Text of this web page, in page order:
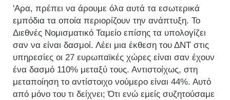
'Αρα, πρέπει να άρουμε όλα αυτά τα εσωτερικά
εμπόδια τα οποία περιορίζουν την ανάπτυξη. Το
Διεθνές Νομισματικό Ταμείο επίσης τα υπολογίζει
σαν να είναι δασμοί. Λέει μια έκθεση του ΔΝΤ στις
υπηρεσίες οι 27 ευρωπαϊκές χώρες είναι σαν έχουν
ένα δασμό 110% μεταξύ τους. Αντιστοίχως, στη
μεταποίηση το αντίστοιχο νούμερο είναι 44%. Αυτό
από μόνο του τι δείχνει; Ότι ενώ εμείς συζητούσαμε